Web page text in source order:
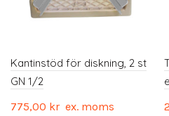
Kantinstöd för diskning, 2 st
GN 1/2
775,00 kr ex. moms